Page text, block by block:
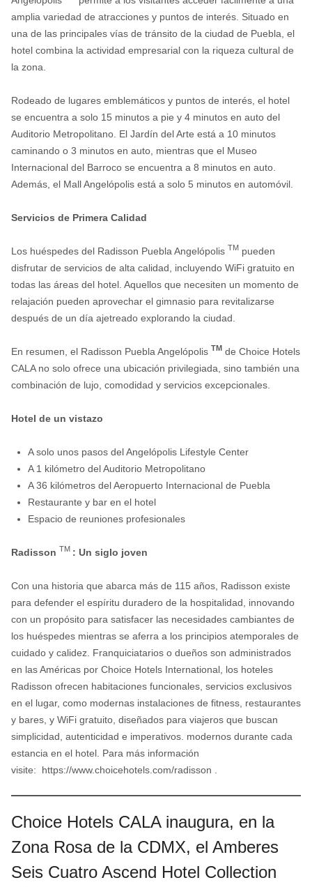
amplia variedad de atracciones y puntos de interés. Situado en
una de las principales vías de tránsito de la ciudad de Puebla, el
hotel combina la actividad empresarial con la riqueza cultural de
la zona.
Rodeado de lugares emblemáticos y puntos de interés, el hotel
se encuentra a solo 15 minutos a pie y 4 minutos en auto del
Auditorio Metropolitano. El Jardín del Arte está a 10 minutos
caminando o 3 minutos en auto, mientras que el Museo
Internacional del Barroco se encuentra a 8 minutos en auto.
Además, el Mall Angelópolis está a solo 5 minutos en automóvil.
Servicios de Primera Calidad
Los huéspedes del Radisson Puebla Angelópolis TMpueden
disfrutar de servicios de alta calidad, incluyendo WiFi gratuito en
todas las áreas del hotel. Aquellos que necesiten un momento de
relajación pueden aprovechar el gimnasio para revitalizarse
después de un día ajetreado explorando la ciudad.
En resumen, el Radisson Puebla Angelópolis TMde Choice Hotels
CALA no solo ofrece una ubicación privilegiada, sino también una
combinación de lujo, comodidad y servicios excepcionales.
Hotel de un vistazo
A solo unos pasos del Angelópolis Lifestyle Center
A 1 kilómetro del Auditorio Metropolitano
A 36 kilómetros del Aeropuerto Internacional de Puebla
Restaurante y bar en el hotel
Espacio de reuniones profesionales
Radisson TM : Un siglo joven
Con una historia que abarca más de 115 años, Radisson existe
para defender el espíritu duradero de la hospitalidad, innovando
con un propósito para satisfacer las necesidades cambiantes de
los huéspedes mientras se aferra a los principios atemporales de
cuidado y calidez. Franquiciatarios o dueños son administrados
en las Américas por Choice Hotels International, los hoteles
Radisson ofrecen habitaciones funcionales, servicios exclusivos
en el lugar, como modernas instalaciones de fitness, restaurantes
y bares, y WiFi gratuito, diseñados para viajeros que buscan
simplicidad, autenticidad e imperativos. modernos durante cada
estancia en el hotel. Para más información
visite: https://www.choicehotels.com/radisson .
Choice Hotels CALA inaugura, en la
Zona Rosa de la CDMX, el Amberes
Seis Cuatro Ascend Hotel Collection